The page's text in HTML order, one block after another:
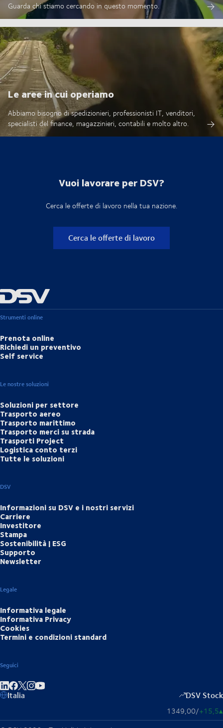
Guarda chi stiamo cercando in questo momento.
Le aree in cui operiamo
Abbiamo bisogno di spedizionieri, professionisti IT, venditori,
specialisti del finance, magazzinieri, contabili e molto altro.
Vuoi lavorare per DSV?
Cerca le offerte di lavoro nella tua nazione.
Cerca le offerte di lavoro
Strumenti online
Prenota online
Richiedi un preventivo
Self service
Le nostre soluzioni
Soluzioni per settore
Trasporto aereo
Trasporto marittimo
Trasporto merci su strada
Trasporti Project
Logistica conto terzi
Tutte le soluzioni
DSV
Informazioni su DSV e i nostri servizi
Carriere
Investitore
Stampa
Sostenibilità | ESG
Supporto
Newsletter
Legale
Informativa legale
Informativa Privacy
Cookies
Termini e condizioni standard
Seguici
Condividi su LinkedIn
Condividi su Facebook
Italia DSV Stock
1349,00/+15,5▴